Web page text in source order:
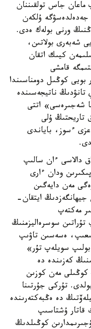
ماعان جاس تولقىننان
جەدەلدەسۋگە ۇلكەن
ورنى بولەك ەدى.
شەبەرى بولاتىن،
كيىك اتقان
قامشى
بويى كوڭىل دومناسىندا
تانۋدىڭ ناتيجەسىندە
شەجىرەسى» اتتى
تاريحتىڭ ۇلى
ءسوز، باياندى
دالاسى ءان سالىپ
ودان ءارى
مەن دايەگىن
جيهانگەزدىڭ ايتقان-
مەكتەپ
سوسرەاليزمنىڭ
ەسەسىن تاۋىپ
سويلەپ تۇر»
كەزىندە دە
كوڭىلى مەن كوزىن
تۇركى جۇرتىنا
دە ەڭبەكتەرىندە
قاتار ۇشتاسىپ
كوڭىلدىڭ